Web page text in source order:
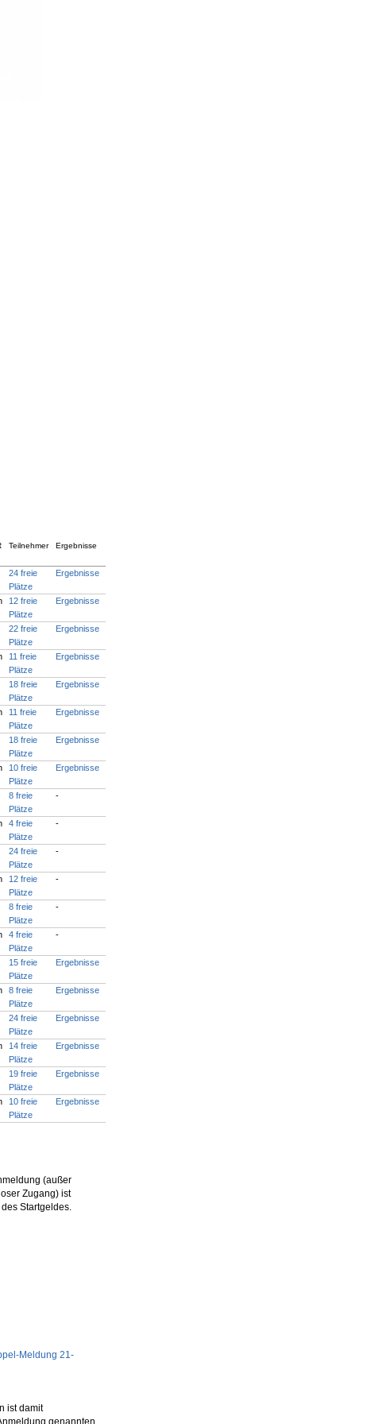
Teilnehmer Ergebnisse
24 freie
Plätze
Ergebnisse
12 freie
Plätze
Ergebnisse
22 freie
Plätze
Ergebnisse
11 freie
Plätze
Ergebnisse
18 freie
Plätze
Ergebnisse
11 freie
Plätze
Ergebnisse
18 freie
Plätze
Ergebnisse
10 freie
Plätze
Ergebnisse
8 freie
Plätze
-
4 freie
Plätze
-
24 freie
Plätze
-
12 freie
Plätze
-
8 freie
Plätze
-
4 freie
Plätze
-
15 freie
Plätze
Ergebnisse
8 freie
Plätze
Ergebnisse
24 freie
Plätze
Ergebnisse
14 freie
Plätze
Ergebnisse
19 freie
Plätze
Ergebnisse
10 freie
Plätze
Ergebnisse
(außer
Zugang) ist
Startgeldes.
Meldung 21-
ist damit